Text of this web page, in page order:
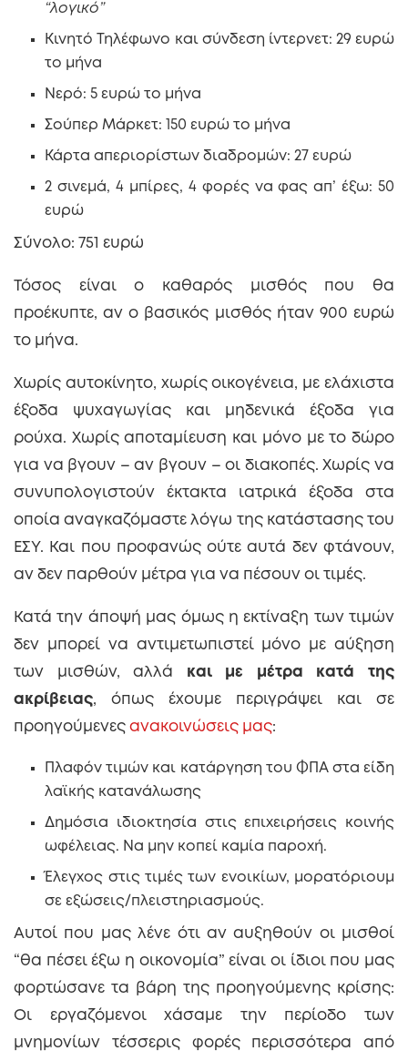
“λογικό”
Κινητό Τηλέφωνο και σύνδεση ίντερνετ: 29 ευρώ
το μήνα
Νερό: 5 ευρώ το μήνα
Σούπερ Μάρκετ: 150 ευρώ το μήνα
Κάρτα απεριορίστων διαδρομών: 27 ευρώ
2 σινεμά, 4 μπίρες, 4 φορές να φας απ’ έξω: 50
ευρώ
Σύνολο: 751 ευρώ
Τόσος είναι ο καθαρός μισθός που θα
προέκυπτε, αν ο βασικός μισθός ήταν 900 ευρώ
το μήνα.
Χωρίς αυτοκίνητο, χωρίς οικογένεια, με ελάχιστα
έξοδα ψυχαγωγίας και μηδενικά έξοδα για
ρούχα. Χωρίς αποταμίευση και μόνο με το δώρο
για να βγουν – αν βγουν – οι διακοπές. Χωρίς να
συνυπολογιστούν έκτακτα ιατρικά έξοδα στα
οποία αναγκαζόμαστε λόγω της κατάστασης του
ΕΣΥ. Και που προφανώς ούτε αυτά δεν φτάνουν,
αν δεν παρθούν μέτρα για να πέσουν οι τιμές.
Κατά την άποψή μας όμως η εκτίναξη των τιμών
δεν μπορεί να αντιμετωπιστεί μόνο με αύξηση
των μισθών, αλλά
και με μέτρα κατά της
ακρίβειας, όπως έχουμε περιγράψει και σε
προηγούμενες ανακοινώσεις μας:
Πλαφόν τιμών και κατάργηση του ΦΠΑ στα είδη
λαϊκής κατανάλωσης
Δημόσια ιδιοκτησία στις επιχειρήσεις κοινής
ωφέλειας. Να μην κοπεί καμία παροχή.
Έλεγχος στις τιμές των ενοικίων, μορατόριουμ
σε εξώσεις/πλειστηριασμούς.
Αυτοί που μας λένε ότι αν αυξηθούν οι μισθοί
“θα πέσει έξω η οικονομία” είναι οι ίδιοι που μας
φορτώσανε τα βάρη της προηγούμενης κρίσης:
Οι εργαζόμενοι χάσαμε την περίοδο των
μνημονίων τέσσερις φορές περισσότερα από